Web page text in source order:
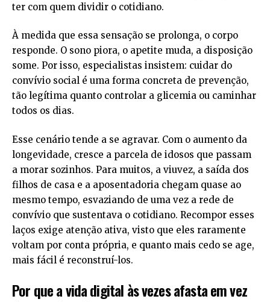
ter com quem dividir o cotidiano.
À medida que essa sensação se prolonga, o corpo
responde. O sono piora, o apetite muda, a disposição
some. Por isso, especialistas insistem: cuidar do
convívio social é uma forma concreta de prevenção,
tão legítima quanto controlar a glicemia ou caminhar
todos os dias.
Esse cenário tende a se agravar. Com o aumento da
longevidade, cresce a parcela de idosos que passam
a morar sozinhos. Para muitos, a viuvez, a saída dos
filhos de casa e a aposentadoria chegam quase ao
mesmo tempo, esvaziando de uma vez a rede de
convívio que sustentava o cotidiano. Recompor esses
laços exige atenção ativa, visto que eles raramente
voltam por conta própria, e quanto mais cedo se age,
mais fácil é reconstruí-los.
Por que a vida digital às vezes afasta em vez